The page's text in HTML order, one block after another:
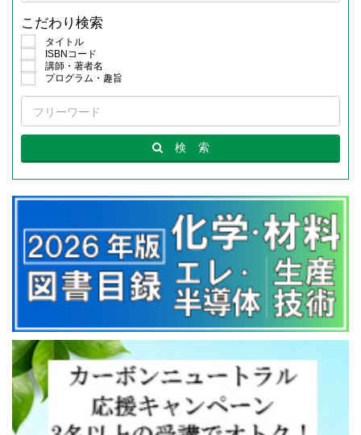
こだわり検索
タイトル
ISBNコード
講師・著者名
プログラム・趣旨
検 索